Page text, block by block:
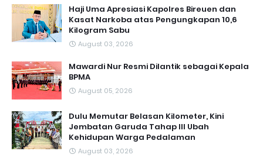
Haji Uma Apresiasi Kapolres Bireuen dan
Kasat Narkoba atas Pengungkapan 10,6
Kilogram Sabu
August 03, 2026
Mawardi Nur Resmi Dilantik sebagai Kepala
BPMA
August 05, 2026
Dulu Memutar Belasan Kilometer, Kini
Jembatan Garuda Tahap III Ubah
Kehidupan Warga Pedalaman ‎
August 03, 2026